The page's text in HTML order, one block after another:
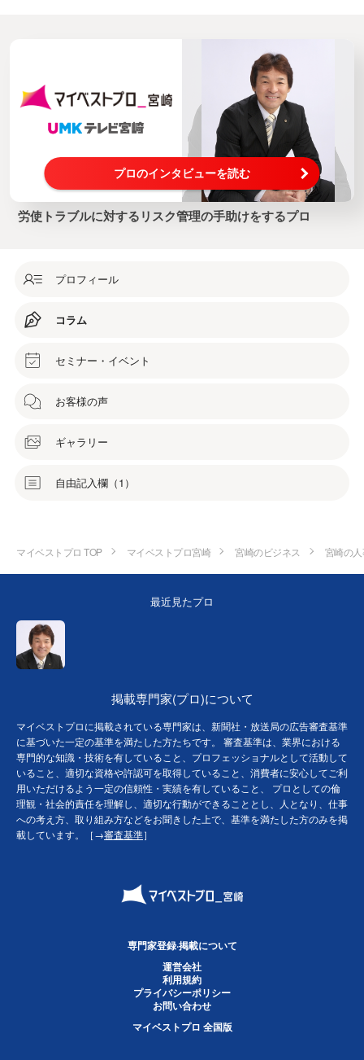
プロのインタビューを読む
労使トラブルに対するリスク管理の手助けをするプロ
プロフィール
コラム
セミナー・イベント
お客様の声
ギャラリー
自由記入欄（1）
マイベストプロ TOP マイベストプロ宮崎 宮崎のビジネス 宮崎の
最近見たプロ
掲載専門家(プロ)について
マイベストプロに掲載されている専門家は、新聞社・放送局の広告審査基準
に基づいた一定の基準を満たした方たちです。 審査基準は、業界における
専門的な知識・技術を有していること、プロフェッショナルとして活動して
いること、適切な資格や許認可を取得していること、消費者に安心してご利
用いただけるよう一定の信頼性・実績を有していること、 プロとしての倫
理観・社会的責任を理解し、適切な行動ができることとし、人となり、仕事
への考え方、取り組み方などをお聞きした上で、基準を満たした方のみを掲
載しています。［→審査基準］
専門家登録·掲載について
運営会社
利用規約
プライバシーポリシー
お問い合わせ
マイベストプロ 全国版